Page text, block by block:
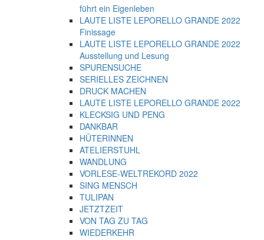
führt ein Eigenleben
LAUTE LISTE LEPORELLO GRANDE 2022
Finissage
LAUTE LISTE LEPORELLO GRANDE 2022
Ausstellung und Lesung
SPURENSUCHE
SERIELLES ZEICHNEN
DRUCK MACHEN
LAUTE LISTE LEPORELLO GRANDE 2022
KLECKSIG UND PENG
DANKBAR
HÜTERINNEN
ATELIERSTUHL
WANDLUNG
VORLESE-WELTREKORD 2022
SING MENSCH
TULIPAN
JETZTZEIT
VON TAG ZU TAG
WIEDERKEHR